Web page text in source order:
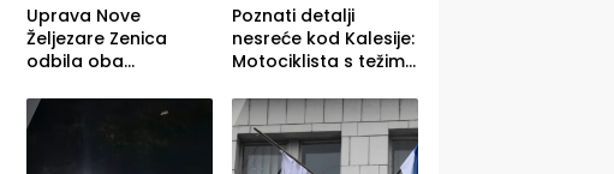
Uprava Nove
Željezare Zenica
odbila oba
FBiH: Ustrajni da je
stečaj jedino rješenje
Poznati detalji
nesreće kod Kalesije:
Motociklista s težim,
lakšim povredama